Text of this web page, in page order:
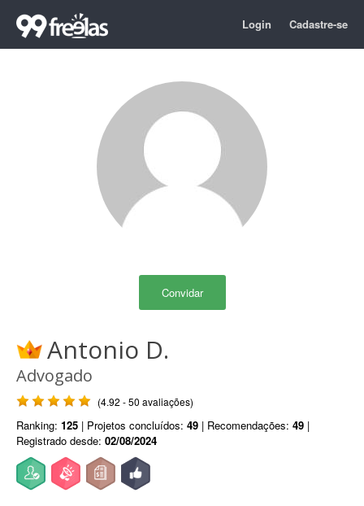
Login Cadastre-se
Convidar
Antonio D.
Advogado
(4.92 - 50 avaliações)
Ranking: 125 | Projetos concluídos: 49 | Recomendações: 49 |
Registrado desde: 02/08/2024